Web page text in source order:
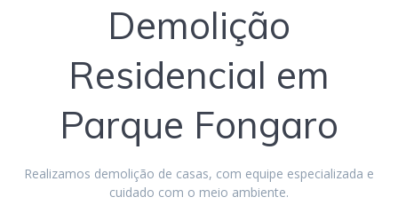
Demolição
Residencial em
Parque Fongaro
Realizamos demolição de casas, com equipe especializada e
cuidado com o meio ambiente.